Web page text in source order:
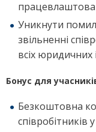
Уникнути
звільненні
всіх юридичних
Бонус для
Безкоштовна